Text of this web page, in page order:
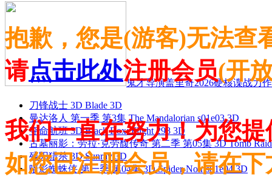
鬼才导演盖里奇2026硬核谍战力
刀锋战士 3D Blade 3D
曼达洛人 第一季 第3集 The Mandalorian s01e03 3D
夺命航班 3D Black Box: Flight 298 3D
古墓丽影：劳拉·克劳馥传奇 第二季 第05集 3D Tomb
残阳猎杀 3D Sunray 3D
暗影蜘蛛侠 第一季 第04集 3D Spider-Noir s01e04 3D
抱歉，您是(游客)无法查
请点击此处注册会员(开
我们一直在努力！为您
如您已注册会员，请在